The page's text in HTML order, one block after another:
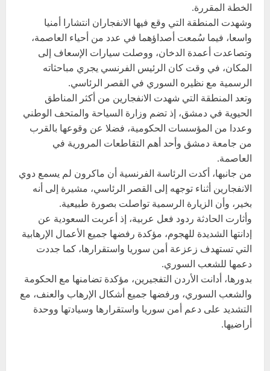
الخطة المقررة.
وشهدت المنطقة التي وقع فيها الانفجاران انتشارا أمنيا
واسعا، فيما سُمعت أصداؤهما في عدد من أحياء العاصمة،
وتصاعدت أعمدة الدخان، ووصلت سيارات الإسعاف إلى
المكان، في وقت كان الرئيس الفرنسي يجري مباحثاته
الرسمية مع نظيره السوري في القصر الرئاسي.
وتعد المنطقة التي شهدت الانفجارين من أكثر المناطق
الحيوية في دمشق، إذ تضم وزارة السياحة والمتحف الوطني
وعددا من المؤسسات الحكومية، فضلا عن وقوعها بالقرب
من جامعة دمشق وأحد أهم التقاطعات المرورية في
العاصمة.
من جانبها، أكدت الرئاسة الفرنسية أن ماكرون لم يسمع دوي
الانفجارين أثناء توجهه إلى القصر الرئاسي، مشيرة إلى أنه
بخير، وأن الزيارة الرسمية تواصلت بصورة طبيعية.
وأثارت الحادثة ردود فعل عربية، إذ أعربت السعودية عن
إدانتها الشديدة للهجوم، مؤكدة رفضها جميع الأعمال الإرهابية
التي تستهدف زعزعة أمن سوريا واستقرارها، كما جددت
دعمها للشعب السوري.
بدورها، أدانت الأردن التفجيرين، مؤكدة تضامنها مع الحكومة
والشعب السوري، ورفضها جميع أشكال الإرهاب والعنف، مع
التشديد على دعم أمن سوريا واستقرارها وسيادتها ووحدة
أراضيها.